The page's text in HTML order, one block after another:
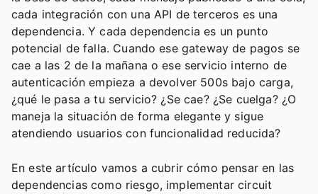
cada integración con una API de terceros es una
dependencia. Y cada dependencia es un punto
potencial de falla. Cuando ese gateway de pagos se
cae a las 2 de la mañana o ese servicio interno de
autenticación empieza a devolver 500s bajo carga,
¿qué le pasa a tu servicio? ¿Se cae? ¿Se cuelga? ¿O
maneja la situación de forma elegante y sigue
atendiendo usuarios con funcionalidad reducida?
En este artículo vamos a cubrir cómo pensar en las
dependencias como riesgo, implementar circuit